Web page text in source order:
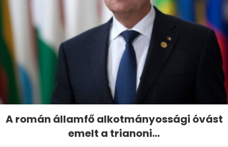
A román államfő alkotmányossági óvást
emelt a trianoni...